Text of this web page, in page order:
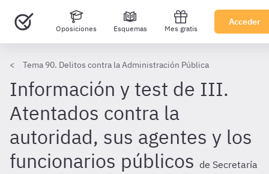
Oposiciones Esquemas Mes gratis
Acceder
Tema 90. Delitos contra la Administración Pública
Información y test de III.
Atentados contra la
autoridad, sus agentes y los
funcionarios públicos de Secretaría